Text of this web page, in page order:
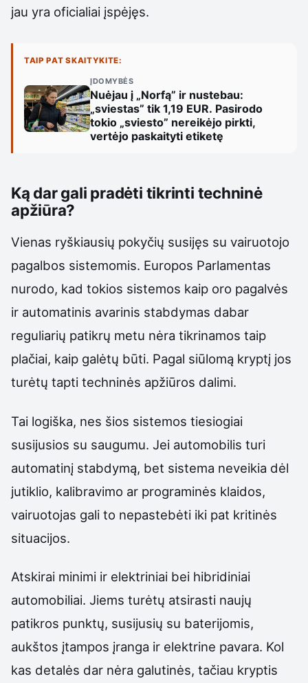
jau yra oficialiai įspėjęs.
TAIP PAT SKAITYKITE:
ĮDOMYBĖS
Nuėjau į „Norfą” ir nustebau:
„sviestas” tik 1,19 EUR. Pasirodo
tokio „sviesto” nereikėjo pirkti,
vertėjo paskaityti etiketę
Ką dar gali pradėti tikrinti techninė
apžiūra?
Vienas ryškiausių pokyčių susijęs su vairuotojo
pagalbos sistemomis. Europos Parlamentas
nurodo, kad tokios sistemos kaip oro pagalvės
ir automatinis avarinis stabdymas dabar
reguliarių patikrų metu nėra tikrinamos taip
plačiai, kaip galėtų būti. Pagal siūlomą kryptį jos
turėtų tapti techninės apžiūros dalimi.
Tai logiška, nes šios sistemos tiesiogiai
susijusios su saugumu. Jei automobilis turi
automatinį stabdymą, bet sistema neveikia dėl
jutiklio, kalibravimo ar programinės klaidos,
vairuotojas gali to nepastebėti iki pat kritinės
situacijos.
Atskirai minimi ir elektriniai bei hibridiniai
automobiliai. Jiems turėtų atsirasti naujų
patikros punktų, susijusių su baterijomis,
aukštos įtampos įranga ir elektrine pavara. Kol
kas detalės dar nėra galutinės, tačiau kryptis